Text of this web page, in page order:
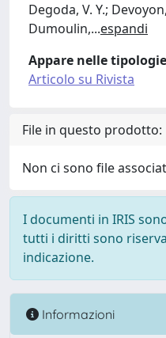
Degoda, V. Y.;
Dumoulin,...espandi
Appare nelle
Articolo su Rivista
File in questo prodotto:
Non ci sono file
I documenti in IRIS
tutti i diritti sono
indicazione.
Informazioni